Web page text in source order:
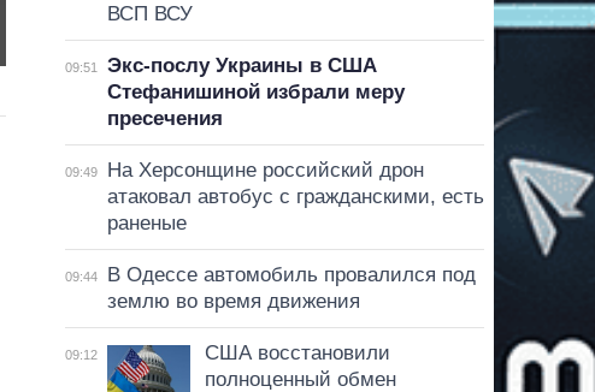
ВСП ВСУ
09:51
Экс-послу Украины в США
Стефанишиной избрали меру
пресечения
09:49
На Херсонщине российский дрон
атаковал автобус с гражданскими, есть
раненые
09:44
В Одессе автомобиль провалился под
землю во время движения
09:12
США восстановили
полноценный обмен